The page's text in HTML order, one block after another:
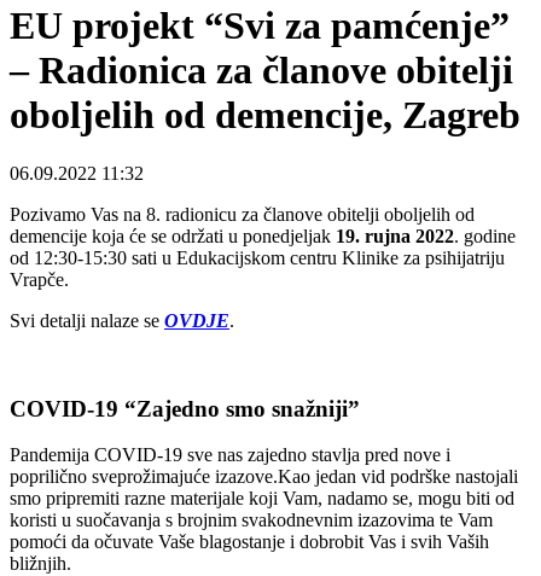
EU projekt “Svi za pamćenje”
– Radionica za članove obitelji
oboljelih od demencije, Zagreb
06.09.2022 11:32
Pozivamo Vas na 8. radionicu za članove obitelji oboljelih od
demencije koja će se održati u ponedjeljak 19. rujna 2022. godine
od 12:30-15:30 sati u Edukacijskom centru Klinike za psihijatriju
Vrapče.
Svi detalji nalaze se OVDJE.
COVID-19 “Zajedno smo snažniji”
Pandemija COVID-19 sve nas zajedno stavlja pred nove i
poprilično sveprožimajuće izazove.Kao jedan vid podrške nastojali
smo pripremiti razne materijale koji Vam, nadamo se, mogu biti od
koristi u suočavanja s brojnim svakodnevnim izazovima te Vam
pomoći da očuvate Vaše blagostanje i dobrobit Vas i svih Vaših
bližnjih.